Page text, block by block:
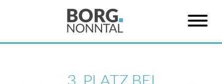
3. PLATZ BEI